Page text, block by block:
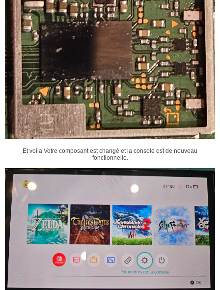
Et voila Votre composant est changé et la console est de nouveau
fonctionnelle.